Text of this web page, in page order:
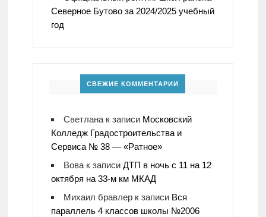
Северное Бутово за 2024/2025 учебный
год
СВЕЖИЕ КОММЕНТАРИИ
Светланак записи Московский
Колледж Градостроительства и
Сервиса № 38 — «Ратное»
Вовак записи ДТП в ночь с 11 на 12
октября на 33-м км МКАД
Михаил бравлерк записи Вся
параллель 4 классов школы №2006